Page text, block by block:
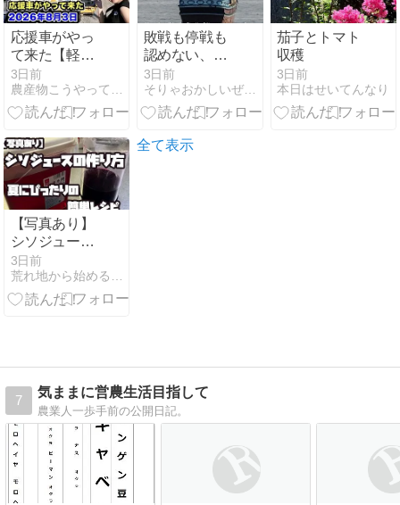
応援車がやっ
て来た【軽ト
ラ少女と小麦
刈り】2026年
8月3日
3日前
敗戦も停戦も
認めない、攻
め入った軍の
トップが弾が
なくなったと
る
3日前
そりゃおかしいぜ第三章
茄子とトマト
収穫
3日前
本日はせいてんなり
【写真あり】
シソジュース
の作り方｜夏
にぴったりの
簡単レシピ
3日前
全て表示
7
気ままに営農生活目指して
農業人一歩手前の公開日記。